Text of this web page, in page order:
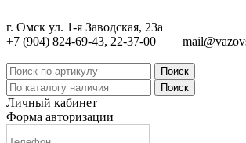
г. Омск ул. 1-я Заводская, 23а
+7 (904) 824-69-43, 22-37-00
Поиск
Поиск
Личный кабинет
Форма авторизации